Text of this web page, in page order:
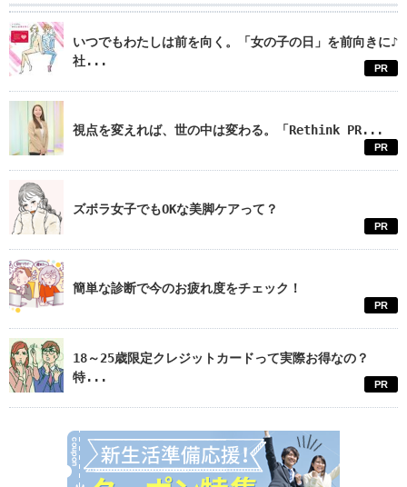
いつでもわたしは前を向く。「女の子の日」を前向きに♪
社...
PR
視点を変えれば、世の中は変わる。「Rethink PR...
PR
ズボラ女子でもOKな美脚ケアって？
PR
簡単な診断で今のお疲れ度をチェック！
PR
18～25歳限定クレジットカードって実際お得なの？
特...
PR